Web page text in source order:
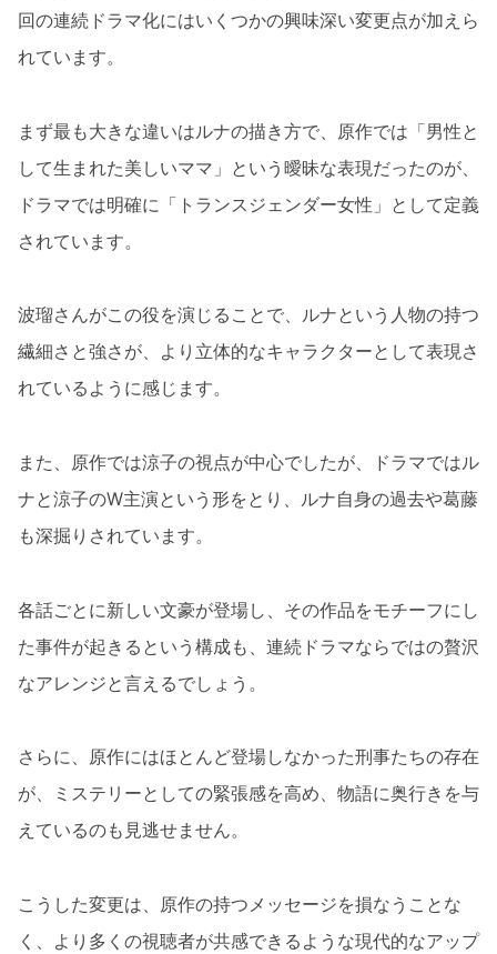
回の連続ドラマ化にはいくつかの興味深い変更点が加えら
れています。
まず最も大きな違いはルナの描き方で、原作では「男性と
して生まれた美しいママ」という曖昧な表現だったのが、
ドラマでは明確に「トランスジェンダー女性」として定義
されています。
波瑠さんがこの役を演じることで、ルナという人物の持つ
繊細さと強さが、より立体的なキャラクターとして表現さ
れているように感じます。
また、原作では涼子の視点が中心でしたが、ドラマではル
ナと涼子のW主演という形をとり、ルナ自身の過去や葛藤
も深掘りされています。
各話ごとに新しい文豪が登場し、その作品をモチーフにし
た事件が起きるという構成も、連続ドラマならではの贅沢
なアレンジと言えるでしょう。
さらに、原作にはほとんど登場しなかった刑事たちの存在
が、ミステリーとしての緊張感を高め、物語に奥行きを与
えているのも見逃せません。
こうした変更は、原作の持つメッセージを損なうことな
く、より多くの視聴者が共感できるような現代的なアップ